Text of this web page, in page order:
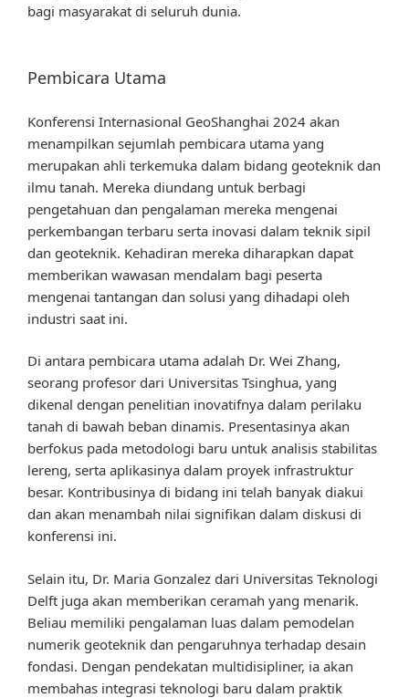
bagi masyarakat di seluruh dunia.
Pembicara Utama
Konferensi Internasional GeoShanghai 2024 akan
menampilkan sejumlah pembicara utama yang
merupakan ahli terkemuka dalam bidang geoteknik dan
ilmu tanah. Mereka diundang untuk berbagi
pengetahuan dan pengalaman mereka mengenai
perkembangan terbaru serta inovasi dalam teknik sipil
dan geoteknik. Kehadiran mereka diharapkan dapat
memberikan wawasan mendalam bagi peserta
mengenai tantangan dan solusi yang dihadapi oleh
industri saat ini.
Di antara pembicara utama adalah Dr. Wei Zhang,
seorang profesor dari Universitas Tsinghua, yang
dikenal dengan penelitian inovatifnya dalam perilaku
tanah di bawah beban dinamis. Presentasinya akan
berfokus pada metodologi baru untuk analisis stabilitas
lereng, serta aplikasinya dalam proyek infrastruktur
besar. Kontribusinya di bidang ini telah banyak diakui
dan akan menambah nilai signifikan dalam diskusi di
konferensi ini.
Selain itu, Dr. Maria Gonzalez dari Universitas Teknologi
Delft juga akan memberikan ceramah yang menarik.
Beliau memiliki pengalaman luas dalam pemodelan
numerik geoteknik dan pengaruhnya terhadap desain
fondasi. Dengan pendekatan multidisipliner, ia akan
membahas integrasi teknologi baru dalam praktik